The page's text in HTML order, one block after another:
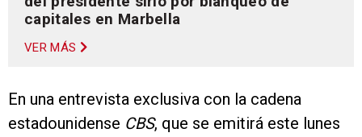
capitales en Marbella
VER MÁS
En una entrevista exclusiva con la cadena
estadounidense CBS, que se emitirá este lunes